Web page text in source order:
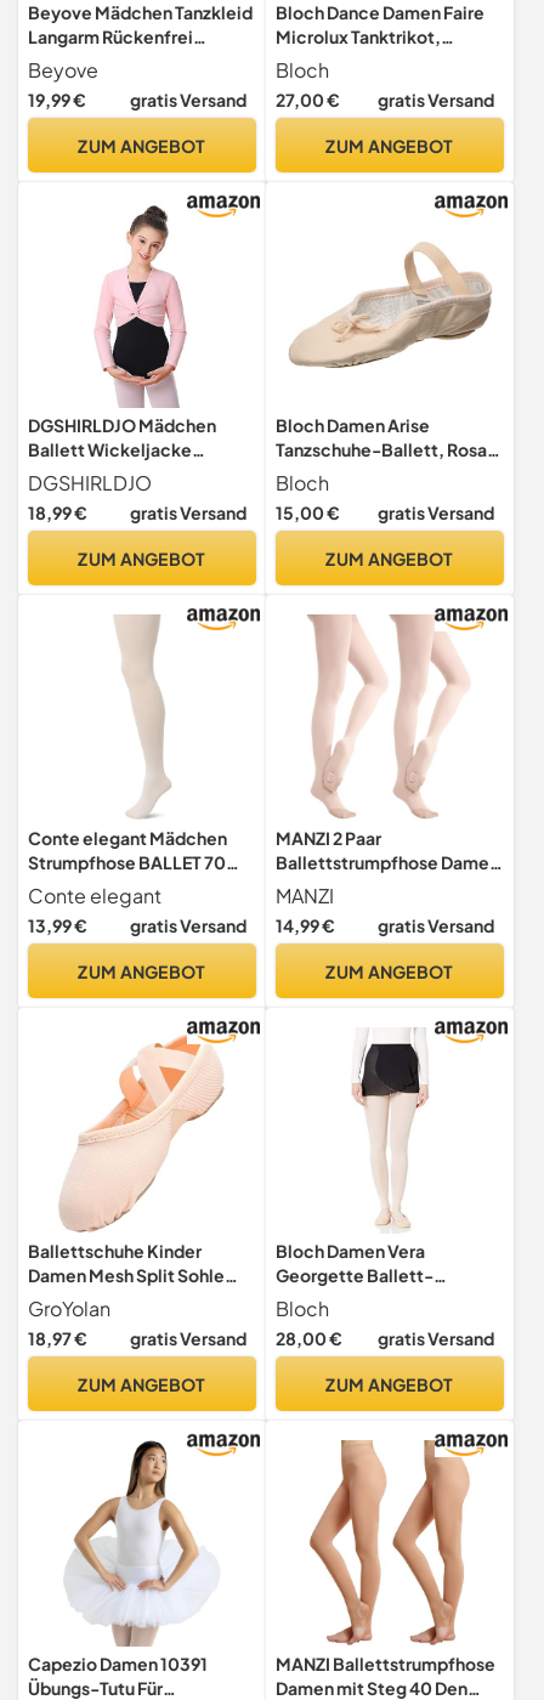
Beyove Mädchen Tanzkleid
Langarm Rückenfrei
Ballettkleid mit High Low
Saum
Beyove
19,99 € gratis Versand
ZUM ANGEBOT
Bloch Dance Damen Faire
Microlux Tanktrikot,
Schwarz, Größe XL
Bloch
27,00 € gratis Versand
ZUM ANGEBOT
DGSHIRLDJO Mädchen
Ballett Wickeljacke
Gymnastik Tanz
Ballettjacke Langarm
Baumwolle Ballett
Damen (as3, Numeric,
DGSHIRLDJO
18,99 € gratis Versand
ZUM ANGEBOT
Bloch Damen Arise
Tanzschuhe-Ballett, Rosa
(Rosa), 41 EU(8 B UK)
Bloch
15,00 € gratis Versand
ZUM ANGEBOT
Conte elegant Mädchen
Strumpfhose BALLET 70
DEN 2er-Pack Blickdichte
Kinder Strumpfhosen aus
3D Mikrofaser für Tanz
Elastischem Bund und
Conte elegant
13,99 € gratis Versand
ZUM ANGEBOT
MANZI 2 Paar
Ballettstrumpfhose Damen
Cabrio Tanzstrumpfhose
mit Fersenloch
MANZI
14,99 € gratis Versand
ZUM ANGEBOT
Ballettschuhe Kinder
Damen Mesh Split Sohle
Elastisch Tanzschuhe EU
25-99
GroYolan
18,97 € gratis Versand
ZUM ANGEBOT
Bloch Damen Vera
Georgette Ballett-
Wickelrock
Bloch
28,00 € gratis Versand
ZUM ANGEBOT
Capezio Damen 10391
Übungs-Tutu Für
MANZI Ballettstrumpfhose
Damen mit Steg 40 Den